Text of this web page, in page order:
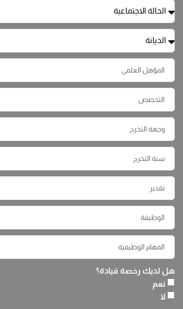
هل لديك رخصة قيادة؟
نعم
لا